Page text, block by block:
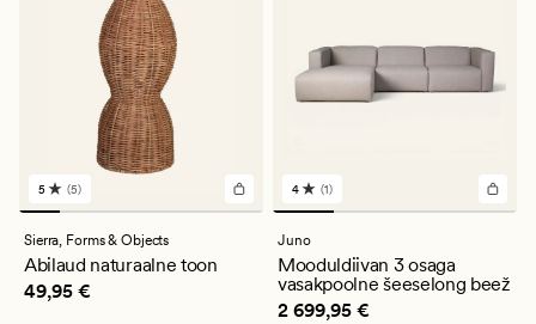
5
arvustust
keskmise
hinnanguga
5
5 (5)
Sierra, Forms & Objects
Abilaud naturaalne toon
Pris_ee
49,95 €
1
arvustust
keskmise
hinnanguga
4
4 (1)
Juno
Mooduldiivan 3 osaga
vasakpoolne šeeselong beež
Pris_ee 2 699,95 €
2 699,95 €